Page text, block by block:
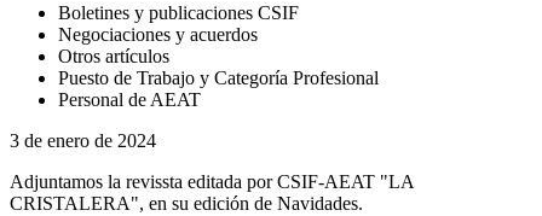
Boletines y publicaciones CSIF
Negociaciones y acuerdos
Otros artículos
Puesto de Trabajo y Categoría Profesional
Personal de AEAT
3 de enero de 2024
Adjuntamos la revissta editada por CSIF-AEAT "LA
CRISTALERA", en su edición de Navidades.